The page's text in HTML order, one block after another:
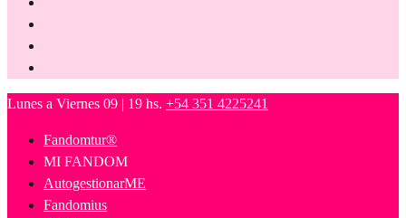
Lunes a Viernes 09 | 19 hs. +54 351 4225241
Fandomtur®
MI FANDOM
AutogestionarME
Fandomius